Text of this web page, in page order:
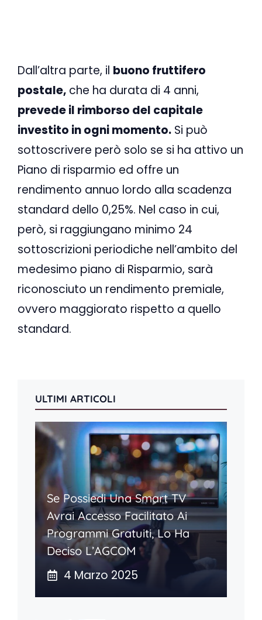
Dall’altra parte, il buono fruttifero
postale, che ha durata di 4 anni,
prevede il rimborso del capitale
investito in ogni momento. Si può
sottoscrivere però solo se si ha attivo un
Piano di risparmio ed offre un
rendimento annuo lordo alla scadenza
standard dello 0,25%. Nel caso in cui,
però, si raggiungano minimo 24
sottoscrizioni periodiche nell’ambito del
medesimo piano di Risparmio, sarà
riconosciuto un rendimento premiale,
ovvero maggiorato rispetto a quello
standard.
ULTIMI ARTICOLI
Se Possiedi Una Smart TV
Avrai Accesso Facilitato Ai
Programmi Gratuiti, Lo Ha
Deciso L’AGCOM
4 Marzo 2025